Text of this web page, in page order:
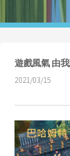
遊戲風氣 由
2021/03/15